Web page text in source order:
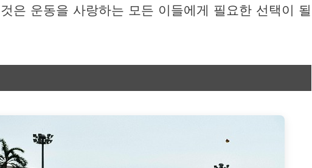
은 운동을 사랑하는 모든 이들에게 필요한 선택이 될